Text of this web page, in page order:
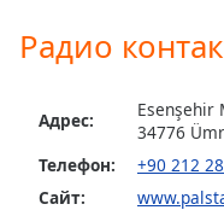
Радио
Адрес:
Esenşehir
34776
Телефон:
+90 212
Сайт: